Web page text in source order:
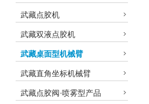
武藏点胶机
武藏双液点胶机
武藏桌面型机械臂
武藏直角坐标机械臂
武藏点胶阀·喷雾型产品